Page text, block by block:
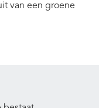
van een groene